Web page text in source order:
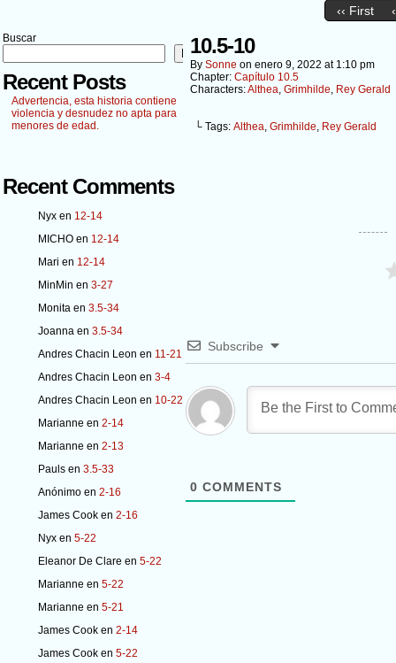
‹‹ First
Buscar
Buscar
Recent Posts
Advertencia, esta historia contiene
violencia y desnudez no apta para
menores de edad.
Recent Comments
Nyx en 12-14
MICHO en 12-14
Mari en 12-14
MinMin en 3-27
Monita en 3.5-34
Joanna en 3.5-34
Andres Chacin Leon en 11-21
Andres Chacin Leon en 3-4
Andres Chacin Leon en 10-22
Marianne en 2-14
Marianne en 2-13
Pauls en 3.5-33
Anónimo en 2-16
James Cook en 2-16
Nyx en 5-22
Eleanor De Clare en 5-22
Marianne en 5-22
Marianne en 5-21
James Cook en 2-14
James Cook en 5-22
10.5-10
By Sonne on enero 9, 2022 at 1:10 pm
Chapter: Capítulo 10.5
Characters:Althea, Grimhilde, Rey Gerald
└ Tags: Althea, Grimhilde, Rey Gerald
Subscribe
0 COMMENTS